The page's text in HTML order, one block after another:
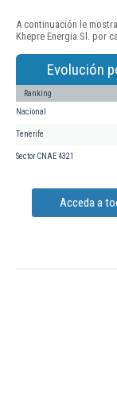
A continuación le
Khepre Energia Sl. por
Evolución
Ranking
Nacional
Tenerife
Sector CNAE 4321
Acceda a